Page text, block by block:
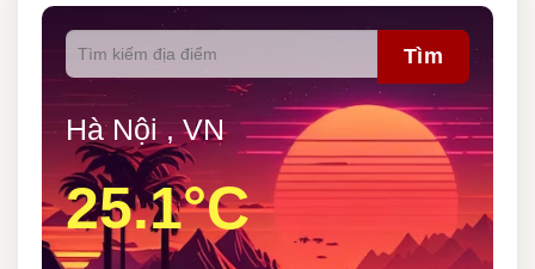
Tìm
Hà Nội , VN
25.1°C